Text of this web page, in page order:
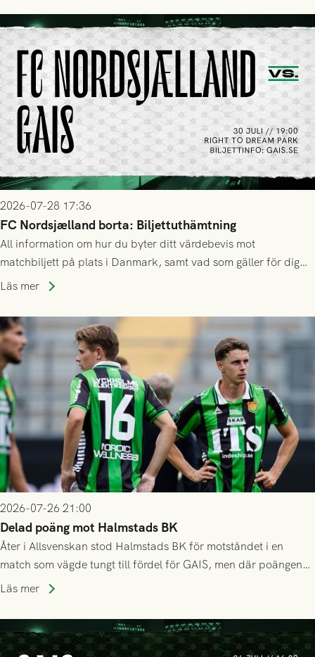
2026-07-28 17:36
FC Nordsjælland borta: Biljettuthämtning
All information om hur du byter ditt värdebevis mot
matchbiljett på plats i Danmark, samt vad som gäller för dig
som står på reservlista eller fått förhinder.
Läs mer
2026-07-26 21:00
Delad poäng mot Halmstads BK
Åter i Allsvenskan stod Halmstads BK för motståndet i en
match som vägde tungt till fördel för GAIS, men där poängen
delades efter dramatik på tilläggstid.
Läs mer